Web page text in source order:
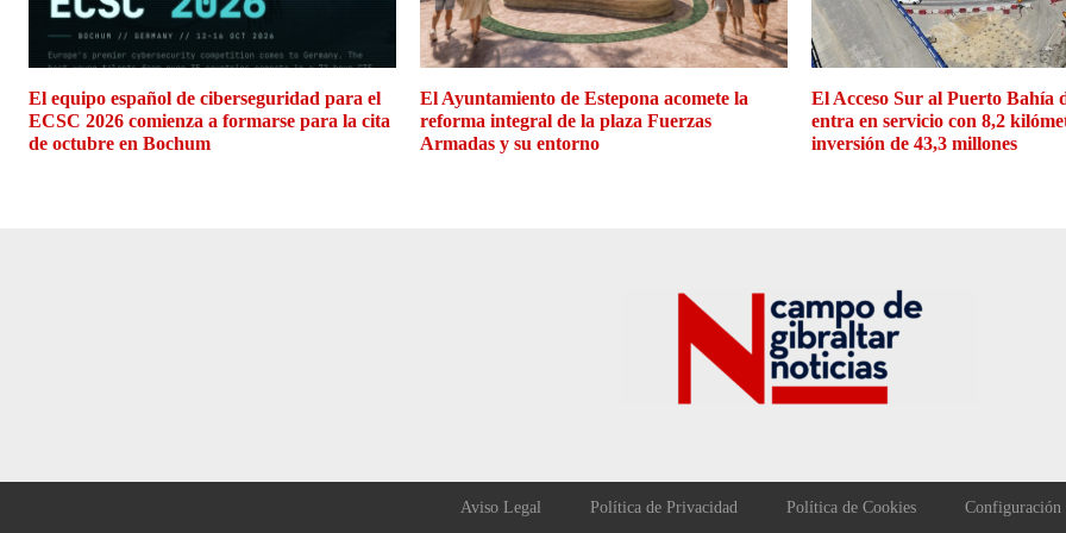
El equipo español de ciberseguridad para el
ECSC 2026 comienza a formarse para la cita
de octubre en Bochum
El Ayuntamiento de Estepona acomete la
reforma integral de la plaza Fuerzas
Armadas y su entorno
El Acceso Sur al Puerto Bahía
entra en servicio con 8,2
inversión de 43,3 millones
Aviso Legal Política de Privacidad Política de Cookies Configuración